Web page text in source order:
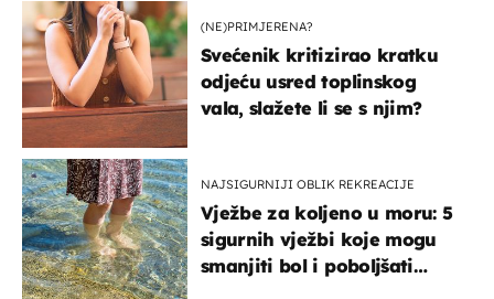
(NE)PRIMJERENA?
Svećenik kritizirao kratku
odjeću usred toplinskog
vala, slažete li se s njim?
NAJSIGURNIJI OBLIK REKREACIJE
Vježbe za koljeno u moru: 5
sigurnih vježbi koje mogu
smanjiti bol i poboljšati